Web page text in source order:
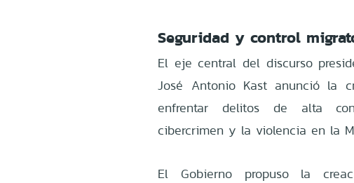
Seguridad y control
El eje central del discurso
José Antonio Kast anunció la
enfrentar delitos de alta
cibercrimen y la violencia en la
El Gobierno propuso la